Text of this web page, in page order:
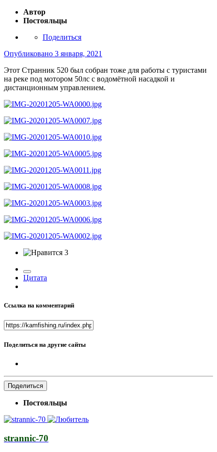
Автор
Постояльцы
Поделиться
Опубликовано 3 января, 2021
Этот Странник 520 был собран тоже для работы с туристами
на реке под мотором 50лс с водомётной насадкой и
дистанционным управлением.
3
Цитата
Ссылка на комментарий
Поделиться на другие сайты
Поделиться
Постояльцы
strannic-70